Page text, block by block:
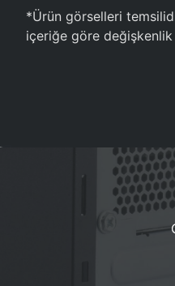
*Ürün görselleri
içeriğe göre